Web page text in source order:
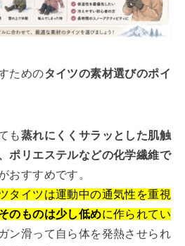
ためのタイツの素材選びのポイ
も蒸れにくくサラッとした肌触
ポリエステルなどの化学繊維で
おすすめです。
タイツは運動中の通気性を重視
のものは少し低めに作られてい
ン滑って自ら体を発熱させられ